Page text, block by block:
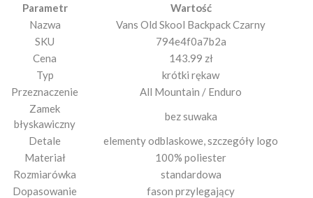
Parametr
Wartość
Nazwa
Vans Old Skool Backpack Czarny
SKU
794e4f0a7b2a
Cena
143.99 zł
Typ
krótki rękaw
Przeznaczenie
All Mountain / Enduro
Zamek
błyskawiczny
bez suwaka
Detale
elementy odblaskowe, szczegóły logo
Materiał
100% poliester
Rozmiarówka
standardowa
Dopasowanie
fason przylegający